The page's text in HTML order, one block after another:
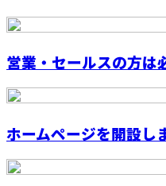
営業・セールスの方は
ホームページを開設し